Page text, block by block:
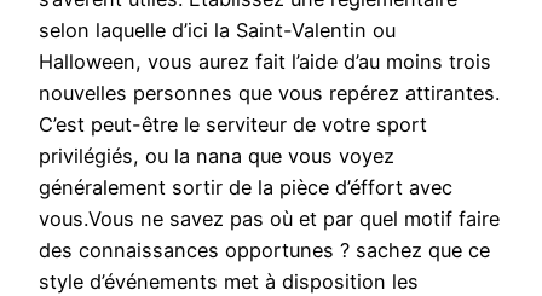
selon laquelle d’ici la Saint-Valentin ou
Halloween, vous aurez fait l’aide d’au moins trois
nouvelles personnes que vous repérez attirantes.
C’est peut-être le serviteur de votre sport
privilégiés, ou la nana que vous voyez
généralement sortir de la pièce d’éffort avec
vous.Vous ne savez pas où et par quel motif faire
des connaissances opportunes ? sachez que ce
style d’événements met à disposition les